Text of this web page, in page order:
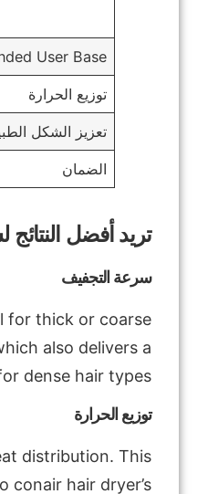
User Base
توزيع الحرارة
تعزيز الشكل
الضمان
تريد أفضل
سرعة التجفيف
for thick or coarse
also delivers a
dense hair types.
توزيع الحرارة
distribution. This
conair hair dryer’s